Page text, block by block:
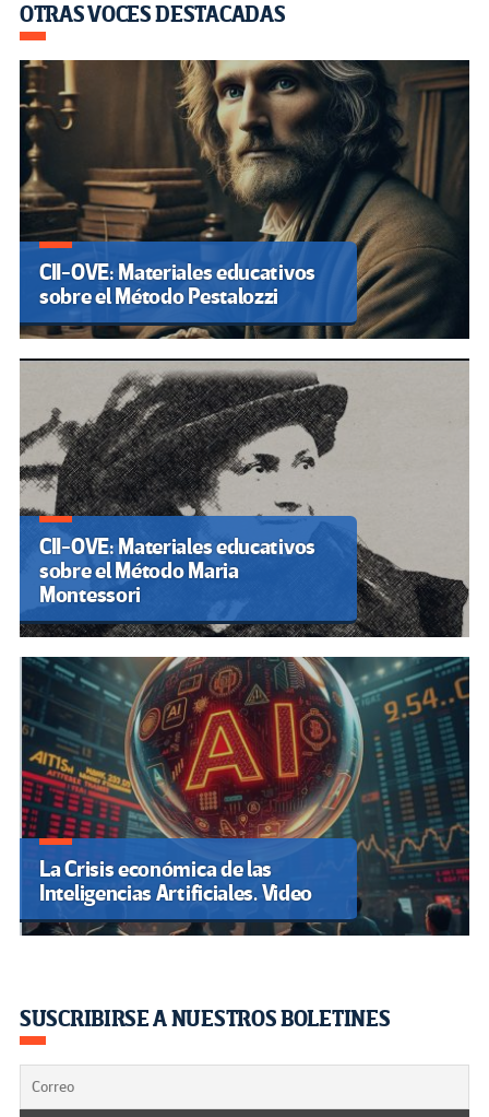
OTRAS VOCES DESTACADAS
CII-OVE: Materiales educativos
sobre el Método Pestalozzi
CII-OVE: Materiales educativos
sobre el Método Maria
Montessori
La Crisis económica de las
Inteligencias Artificiales. Video
SUSCRIBIRSE A NUESTROS BOLETINES